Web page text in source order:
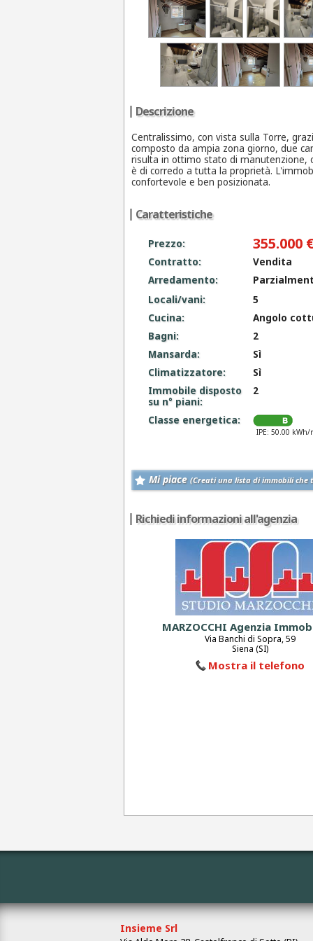
Descrizione
Centralissimo, con vista sulla Torre,
composto da ampia zona giorno, due
risulta in ottimo stato di manutenzione,
è di corredo a tutta la proprietà.
confortevole e ben posizionata.
Caratteristiche
Prezzo: 355.000
Contratto:
Vendita
Arredamento:
Locali/vani:
5
Cucina:
Angolo
Bagni:
2
Mansarda:
Sì
Climatizzatore:
Sì
Immobile disposto
su n° piani:
2
Classe energetica:
IPE: 50.00 kWh/
Mi piace (Creati una lista di immobili che
Richiedi informazioni all'agenzia
MARZOCCHI Agenzia
Via Banchi di Sopra, 59
Siena (SI)
Mostra il telefono
Insieme Srl